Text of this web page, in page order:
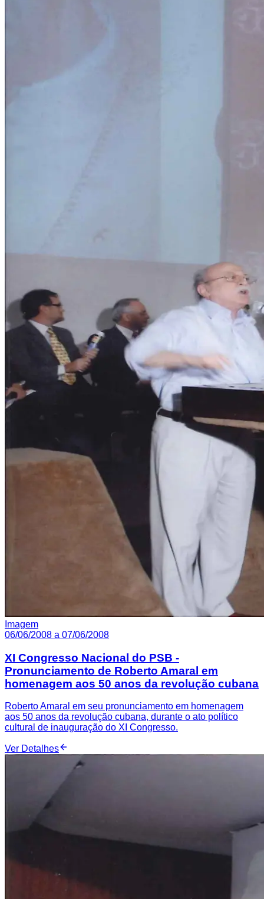
Imagem
06/06/2008 a 07/06/2008
XI Congresso Nacional do PSB -
Pronunciamento de Roberto Amaral em
homenagem aos 50 anos da revolução cubana
Roberto Amaral em seu pronunciamento em homenagem
aos 50 anos da revolução cubana, durante o ato político
cultural de inauguração do XI Congresso.
Ver Detalhes